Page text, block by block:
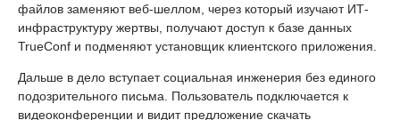
файлов заменяют веб-шеллом, через который изучают ИТ-
инфраструктуру жертвы, получают доступ к базе данных
TrueConf и подменяют установщик клиентского приложения.
Дальше в дело вступает социальная инженерия без единого
подозрительного письма. Пользователь подключается к
видеоконференции и видит предложение скачать